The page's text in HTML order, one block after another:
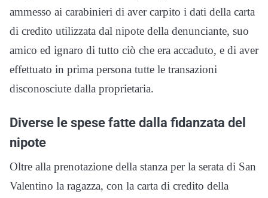
ammesso ai carabinieri di aver carpito i dati della carta
di credito utilizzata dal nipote della denunciante, suo
amico ed ignaro di tutto ciò che era accaduto, e di aver
effettuato in prima persona tutte le transazioni
disconosciute dalla proprietaria.
Diverse le spese fatte dalla fidanzata del
nipote
Oltre alla prenotazione della stanza per la serata di San
Valentino la ragazza, con la carta di credito della